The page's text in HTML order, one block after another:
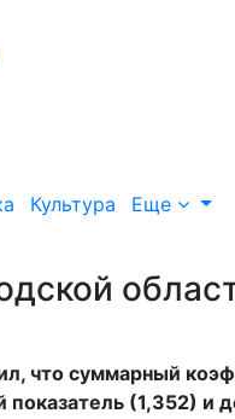
Культура Еще
что суммарный
(1,352) и